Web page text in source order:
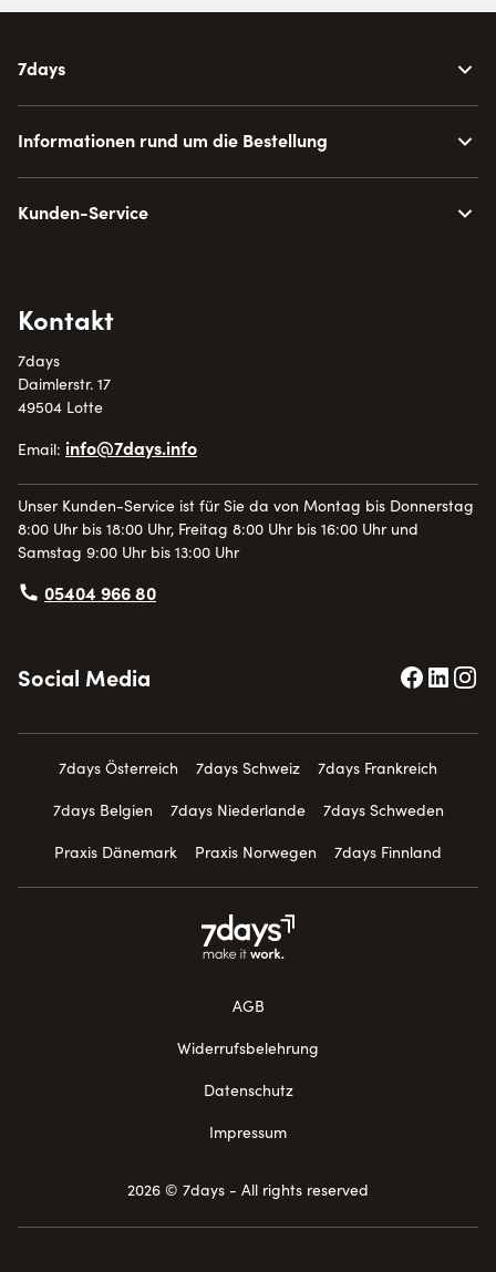
7days
Informationen rund um die Bestellung
Kunden-Service
Kontakt
7days
Daimlerstr. 17
49504 Lotte
Email: info@7days.info
Unser Kunden-Service ist für Sie da von Montag bis Donnerstag
8:00 Uhr bis 18:00 Uhr, Freitag 8:00 Uhr bis 16:00 Uhr und
Samstag 9:00 Uhr bis 13:00 Uhr
05404 966 80
Social Media
7days Österreich 7days Schweiz
7days Frankreich
7days Belgien
7days Niederlande
7days Schweden
Praxis Dänemark
Praxis Norwegen 7days Finnland
AGB
Widerrufsbelehrung
Datenschutz
Impressum
2026 © 7days - All rights reserved